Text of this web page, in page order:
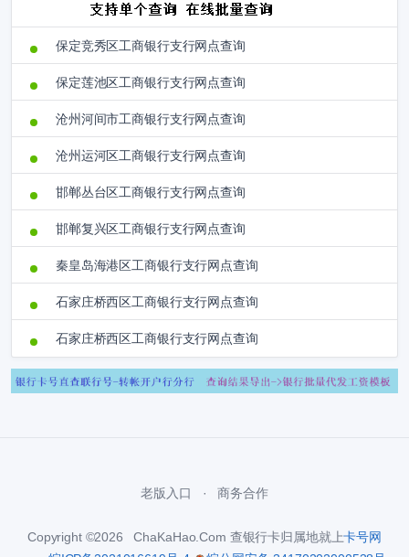
保定竞秀区工商银行支行网点查询
保定莲池区工商银行支行网点查询
沧州河间市工商银行支行网点查询
沧州运河区工商银行支行网点查询
邯郸丛台区工商银行支行网点查询
邯郸复兴区工商银行支行网点查询
秦皇岛海港区工商银行支行网点查询
石家庄桥西区工商银行支行网点查询
石家庄桥西区工商银行支行网点查询
老版入口 商务合作
Copyright ©2026 ChaKaHao.Com 查银行卡归属地就上卡号网